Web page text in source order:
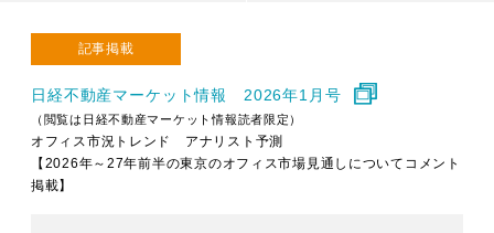
記事掲載
日経不動産マーケット情報 2026年1月号
（閲覧は日経不動産マーケット情報読者限定）
オフィス市況トレンド アナリスト予測
【2026年～27年前半の東京のオフィス市場見通しについてコメント
掲載】